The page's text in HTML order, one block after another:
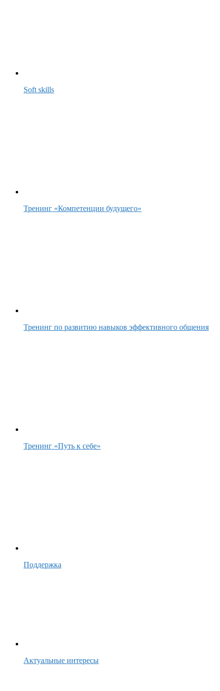
Soft skills
Тренинг «Компетенции будущего»
Тренинг по развитию навыков эффективного общения
Тренинг «Путь к себе»
Поддержка
Актуальные интересы